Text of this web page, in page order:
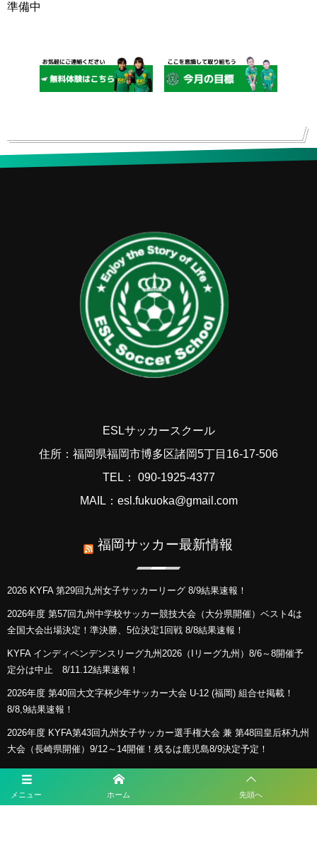
準備中
メニュー ホーム 先頭へ
ESLサッカースクール
住所：福岡県福岡市博多区諸岡5丁目16-17-506
TEL： 090-1925-4377
MAIL：esl.fukuoka@gmail.com
福岡サッカー最新情報
2026 KYFA 第29回九州女子サッカーリーグ 8/9結果速報！
2026年度 第57回九州中学校サッカー競技大会（大分県開催）ベスト4は
全国大会出場決定！準決勝、5位決定1回戦 8/8結果速報！
KYFA インディペンデンスリーグ九州2026（Iリーグ九州）8/6～8開催予
定分は中止 8/11.12結果速報！
2026年度 第40回大文字杯少年サッカー大会 U-12 (福岡) 組合せ掲載！
8/8,9結果速報！
2026年度 KYFA第43回九州女子サッカー選手権大会 兼 第48回皇后杯九州
大会（長崎県開催）9/12～14開催！残るは鹿児島8/9決定予定！